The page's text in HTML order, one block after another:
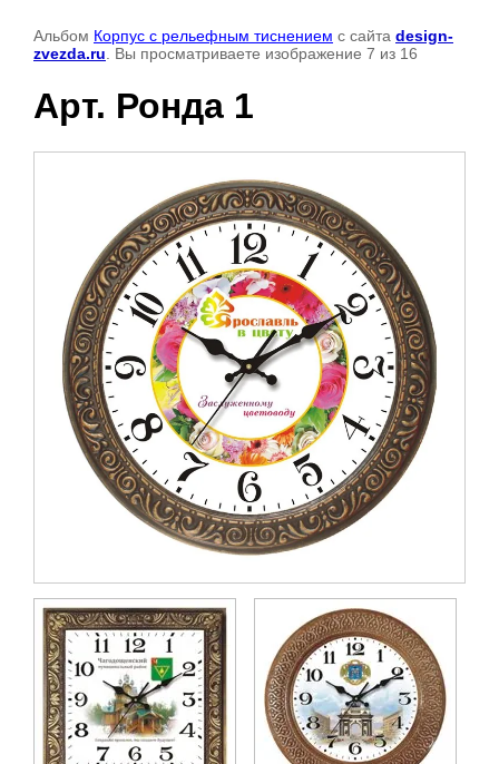
Альбом Корпус с рельефным тиснением с сайта design-
zvezda.ru . Вы просматриваете изображение 7 из 16
Арт. Ронда 1